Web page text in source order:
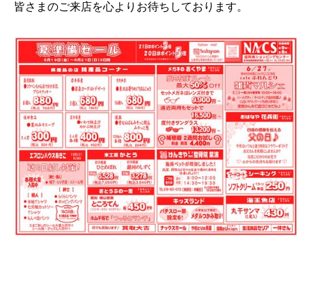
皆さまのご来店を心よりお待ちしております。